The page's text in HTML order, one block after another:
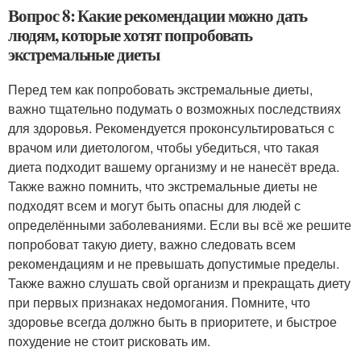
Вопрос 8: Какие рекомендации можно дать
людям, которые хотят попробовать
экстремальные диеты
Перед тем как попробовать экстремальные диеты,
важно тщательно подумать о возможных последствиях
для здоровья. Рекомендуется проконсультироваться с
врачом или диетологом, чтобы убедиться, что такая
диета подходит вашему организму и не нанесёт вреда.
Также важно помнить, что экстремальные диеты не
подходят всем и могут быть опасны для людей с
определёнными заболеваниями. Если вы всё же решите
попробоват такую диету, важно следовать всем
рекомендациям и не превышать допустимые пределы.
Также важно слушать свой организм и прекращать диету
при первых признаках недомогания. Помните, что
здоровье всегда должно быть в приоритете, и быстрое
похудение не стоит рисковать им.